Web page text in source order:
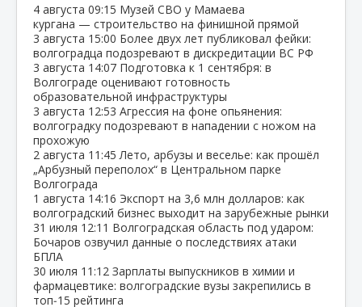
4 августа 09:15 Музей СВО у Мамаева
кургана — строительство на финишной прямой
3 августа 15:00 Более двух лет публиковал фейки:
волгоградца подозревают в дискредитации ВС РФ
3 августа 14:07 Подготовка к 1 сентября: в
Волгограде оценивают готовность
образовательной инфраструктуры
3 августа 12:53 Агрессия на фоне опьянения:
волгоградку подозревают в нападении с ножом на
прохожую
2 августа 11:45 Лето, арбузы и веселье: как прошёл
„Арбузный переполох“ в Центральном парке
Волгограда
1 августа 14:16 Экспорт на 3,6 млн долларов: как
волгоградский бизнес выходит на зарубежные рынки
31 июля 12:11 Волгоградская область под ударом:
Бочаров озвучил данные о последствиях атаки
БПЛА
30 июля 11:12 Зарплаты выпускников в химии и
фармацевтике: волгоградские вузы закрепились в
топ‑15 рейтинга